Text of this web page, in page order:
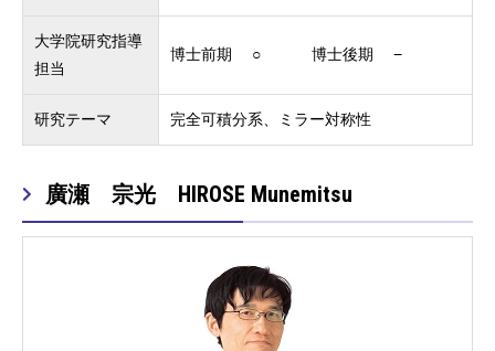
大学院研究指導
担当
博士前期 ○ 博士後期 −
研究テーマ 完全可積分系、ミラー対称性
廣瀬 宗光 HIROSE Munemitsu